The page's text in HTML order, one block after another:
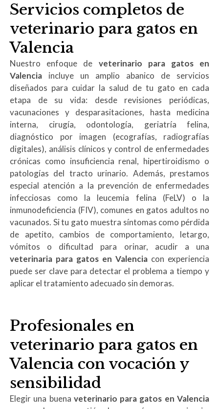
Servicios completos de
veterinario para gatos en
Valencia
Nuestro enfoque de veterinario para gatos en
Valencia incluye un amplio abanico de servicios
diseñados para cuidar la salud de tu gato en cada
etapa de su vida: desde revisiones periódicas,
vacunaciones y desparasitaciones, hasta medicina
interna, cirugía, odontología, geriatría felina,
diagnóstico por imagen (ecografías, radiografías
digitales), análisis clínicos y control de enfermedades
crónicas como insuficiencia renal, hipertiroidismo o
patologías del tracto urinario. Además, prestamos
especial atención a la prevención de enfermedades
infecciosas como la leucemia felina (FeLV) o la
inmunodeficiencia (FIV), comunes en gatos adultos no
vacunados. Si tu gato muestra síntomas como pérdida
de apetito, cambios de comportamiento, letargo,
vómitos o dificultad para orinar, acudir a una
veterinaria para gatos en Valencia con experiencia
puede ser clave para detectar el problema a tiempo y
aplicar el tratamiento adecuado sin demoras.
Profesionales en
veterinario para gatos en
Valencia con vocación y
sensibilidad
Elegir una buena veterinario para gatos en Valencia